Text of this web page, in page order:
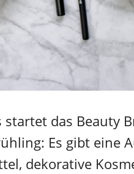
das Beauty
Es gibt eine
dekorative